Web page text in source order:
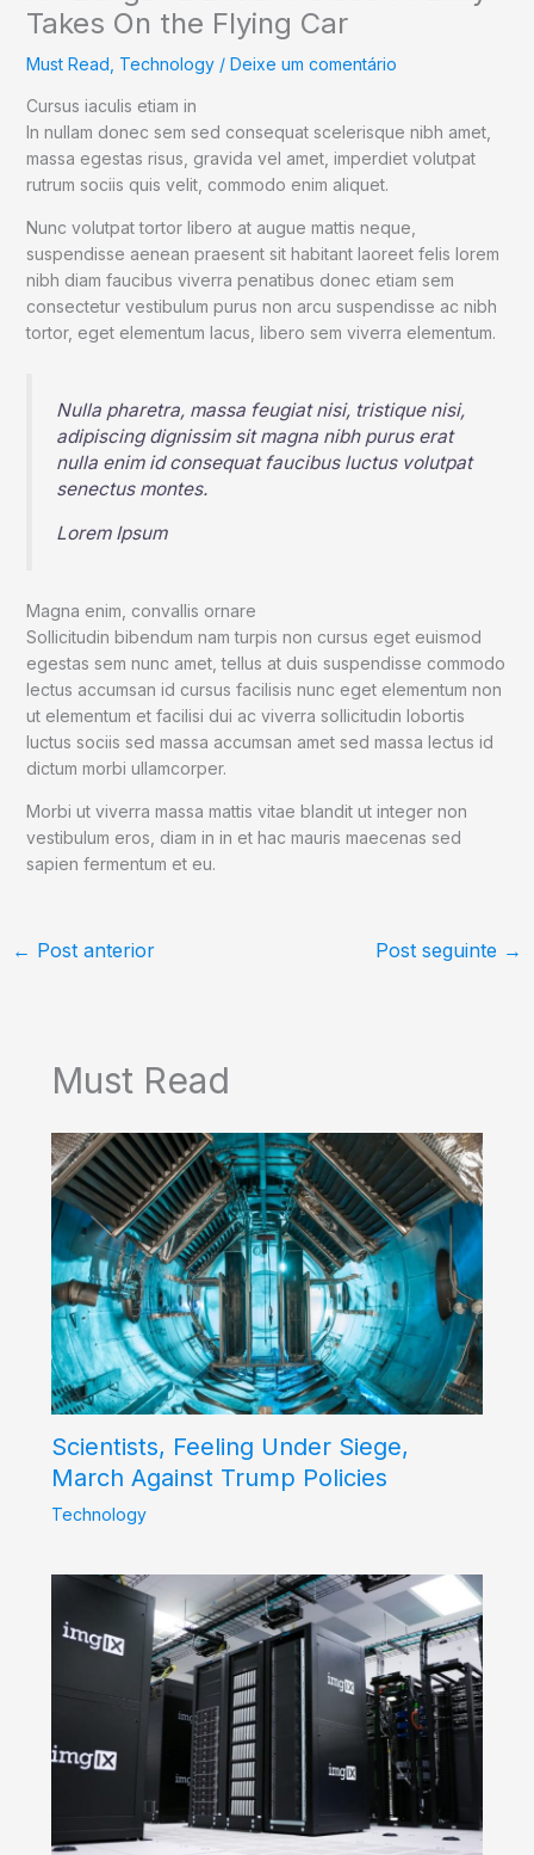
Takes On the Flying Car
Must Read Technology/ Deixe um comentário
Cursus iaculis etiam in
In nullam donec sem sed consequat scelerisque nibh amet,
massa egestas risus, gravida vel amet, imperdiet volutpat
rutrum sociis quis velit, commodo enim aliquet.
Nunc volutpat tortor libero at augue mattis neque,
suspendisse aenean praesent sit habitant laoreet felis lorem
nibh diam faucibus viverra penatibus donec etiam sem
consectetur vestibulum purus non arcu suspendisse ac nibh
tortor, eget elementum lacus, libero sem viverra elementum.
Nulla pharetra, massa feugiat nisi, tristique nisi,
adipiscing dignissim sit magna nibh purus erat
nulla enim id consequat faucibus luctus volutpat
senectus montes.
Lorem Ipsum
Magna enim, convallis ornare
Sollicitudin bibendum nam turpis non cursus eget euismod
egestas sem nunc amet, tellus at duis suspendisse commodo
lectus accumsan id cursus facilisis nunc eget elementum non
ut elementum et facilisi dui ac viverra sollicitudin lobortis
luctus sociis sed massa accumsan amet sed massa lectus id
dictum morbi ullamcorper.
Morbi ut viverra massa mattis vitae blandit ut integer non
vestibulum eros, diam in in et hac mauris maecenas sed
sapien fermentum et eu.
← Post anterior Post seguinte →
Must Read
Scientists, Feeling Under Siege,
March Against Trump Policies
Technology